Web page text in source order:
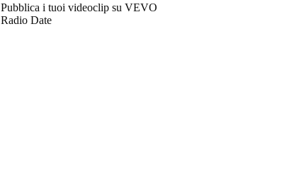
Pubblica i tuoi videoclip su VEVO
Radio Date